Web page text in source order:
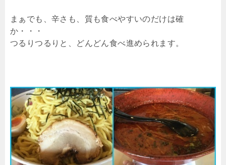
まぁでも、辛さも、質も食べやすいのだけは確
か・・・
つるりつるりと、どんどん食べ進められます。